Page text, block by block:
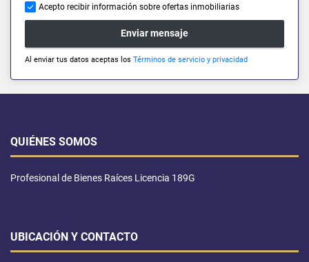
Acepto recibir información sobre ofertas inmobiliarias
Enviar mensaje
Al enviar tus datos aceptas los Términos de servicio y privacidad
QUIÉNES SOMOS
Profesional de Bienes Raíces Licencia 189G
UBICACIÓN Y CONTACTO